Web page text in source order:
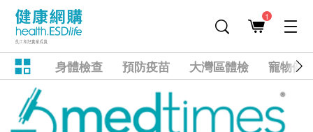
1
身體檢查 預防疫苗 大灣區體檢 寵物健